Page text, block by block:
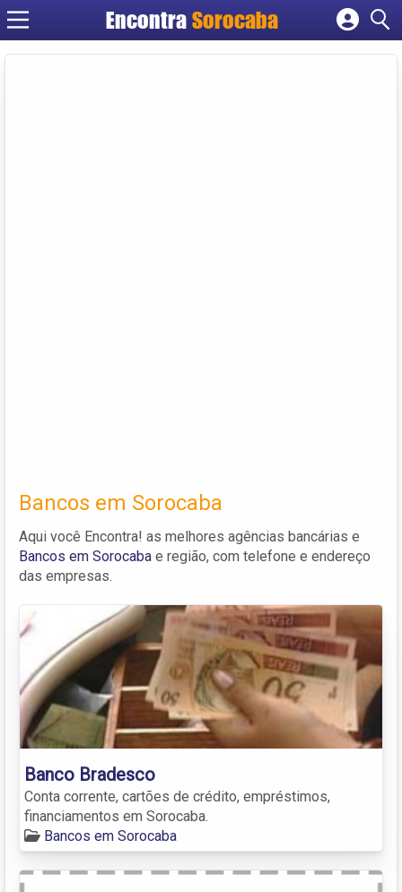
EncontraSorocaba
Cadastrar empresa
Bancos em Sorocaba
Aqui você Encontra! as melhores agências bancárias e
Bancos em Sorocaba e região, com telefone e endereço
das empresas.
Banco Bradesco
Conta corrente, cartões de crédito, empréstimos,
financiamentos em Sorocaba.
Bancos em Sorocaba